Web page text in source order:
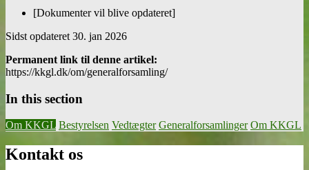
[Dokumenter vil blive opdateret]
Sidst opdateret 30. jan 2026
Permanent link til denne artikel:
https://kkgl.dk/om/generalforsamling/
In this section
Om KKGL Bestyrelsen Vedtægter Generalforsamlinger Om KKGL
Kontakt os